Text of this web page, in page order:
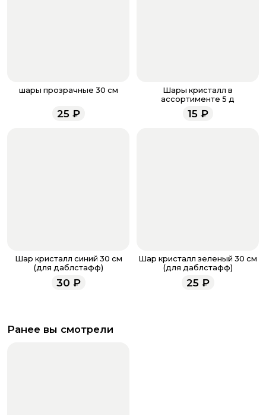
звоните по номеру телефона
8 (927) 936-71-86
напишите WhatsApp
+7 937 333-66-53. Наши
менеджеры работают ежедневно с 9.00 до 23.00 и
всегда рады проконсультировать вас.
шары прозрачные 30 см
25₽
Шары кристалл в
ассортименте 5 д
15₽
Шар кристалл синий 30 см
(для даблстафф)
30 ₽
Шар кристалл зеленый 30 см
(для даблстафф)
25₽
Ранее вы смотрели